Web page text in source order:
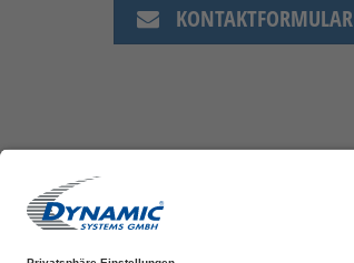
KONTAKTFORMULAR